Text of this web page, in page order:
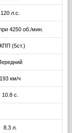
120 л.с.
4250 об./мин.
(5ст.)
193 км/ч
10.8 с.
8.3 л.